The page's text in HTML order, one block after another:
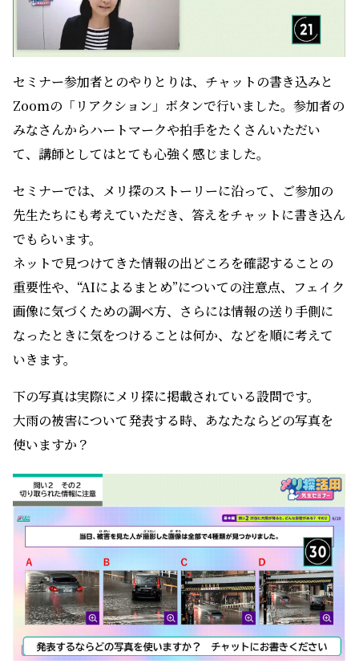
セミナー参加者とのやりとりは、チャットの書き込みと
Zoomの「リアクション」ボタンで行いました。参加者の
みなさんからハートマークや拍手をたくさんいただい
て、講師としてはとても心強く感じました。
セミナーでは、メリ探のストーリーに沿って、ご参加の
先生たちにも考えていただき、答えをチャットに書き込ん
でもらいます。
ネットで見つけてきた情報の出どころを確認することの
重要性や、“AIによるまとめ”についての注意点、フェイク
画像に気づくための調べ方、さらには情報の送り手側に
なったときに気をつけることは何か、などを順に考えて
いきます。
下の写真は実際にメリ探に掲載されている設問です。
大雨の被害について発表する時、あなたならどの写真を
使いますか？